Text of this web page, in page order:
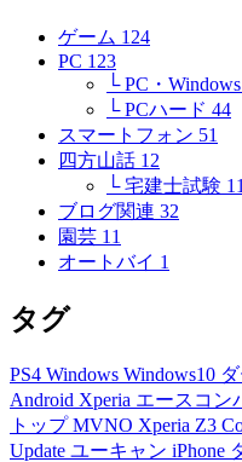
ゲーム 124
PC 123
└ PC・Windows
└ PCハード 44
スマートフォン 51
四方山話 12
└ 宅建士試験 11
ブログ関連 32
園芸 11
オートバイ 1
タグ
PS4 Windows Windows10
Android Xperia エースコン
トップMVNO Xperia Z3
Update ユーキャン iPhone